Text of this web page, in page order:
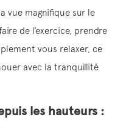
vue magnifique sur le
de l’exercice, prendre
vous relaxer, ce
avec la tranquillité
les hauteurs :